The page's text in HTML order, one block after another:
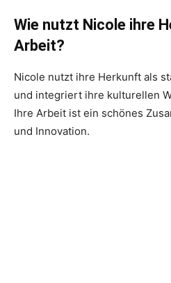
Wie nutzt Nicole ihre
Arbeit?
Nicole nutzt ihre Herkunft als
und integriert ihre kulturellen
Ihre Arbeit ist ein schönes
und Innovation.